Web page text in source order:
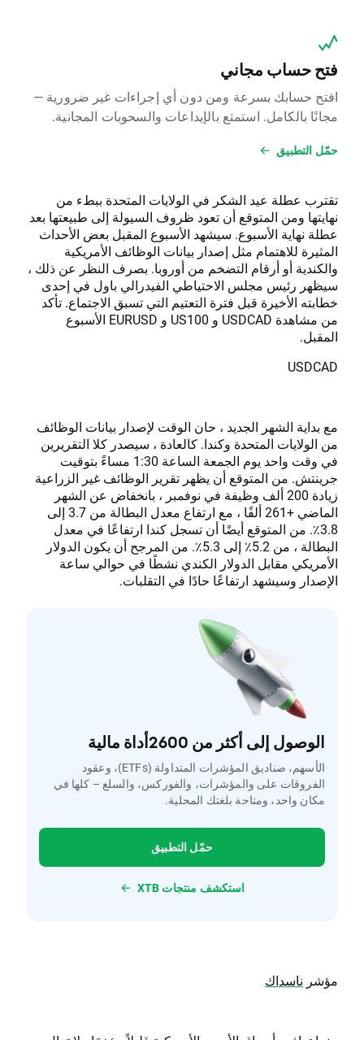
فتح حساب مجاني
افتح حسابك بسرعة ومن دون أي إجراءات غير ضرورية —
مجانًا بالكامل. استمتع بالإيداعات والسحوبات المجانية.
حمّل التطبيق
تقترب عطلة عيد الشكر في الولايات المتحدة ببطء من
نهايتها ومن المتوقع أن تعود ظروف السيولة إلى طبيعتها بعد
عطلة نهاية الأسبوع. سيشهد الأسبوع المقبل بعض الأحداث
المثيرة للاهتمام مثل إصدار بيانات الوظائف الأمريكية
والكندية أو أرقام التضخم من أوروبا. بصرف النظر عن ذلك ،
سيظهر رئيس مجلس الاحتياطي الفيدرالي باول في إحدى
خطابته الأخيرة قبل فترة التعتيم التي تسبق الاجتماع. تأكد
من مشاهدة USDCAD و US100 و EURUSD الأسبوع
المقبل.
USDCAD
مع بداية الشهر الجديد ، حان الوقت لإصدار بيانات الوظائف
من الولايات المتحدة وكندا. كالعادة ، سيصدر كلا التقريرين
في وقت واحد يوم الجمعة الساعة 1:30 مساءً بتوقيت
جرينتش. من المتوقع أن يظهر تقرير الوظائف غير الزراعية
زيادة 200 ألف وظيفة في نوفمبر ، بانخفاض عن الشهر
الماضي +261 ألفًا ، مع ارتفاع معدل البطالة من 3.7 إلى
3.8٪. من المتوقع أيضًا أن تسجل كندا ارتفاعًا في معدل
البطالة ، من 5.2٪ إلى 5.3٪. من المرجح أن يكون الدولار
الأمريكي مقابل الدولار الكندي نشطًا في حوالي ساعة
الإصدار وسيشهد ارتفاعًا حادًا في التقلبات.
الوصول إلى أكثر من 2600أداة مالية
الأسهم، صناديق المؤشرات المتداولة (ETFs)، وعقود
الفروقات على والمؤشرات، والفوركس، والسلع – كلها في
مكان واحد، ومتاحة بلغتك المحلية.
حمّل التطبيق
استكشف منتجات XTB
مؤشر ناسداك